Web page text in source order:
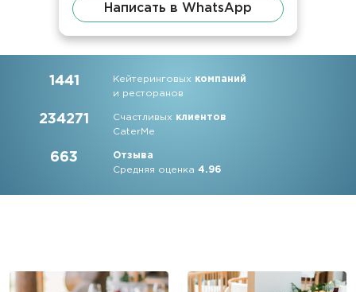
Написать в WhatsApp
1441 Кейтеринговых компаний
и ресторанов
234271 Счастливых клиентов
CaterMe
663
Отзыва
Средняя оценка4.96